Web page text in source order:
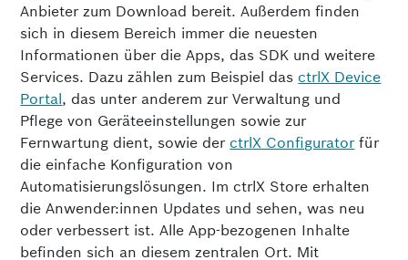
Anbieter zum Download bereit. Außerdem finden
sich in diesem Bereich immer die neuesten
Informationen über die Apps, das SDK und weitere
Services. Dazu zählen zum Beispiel das ctrlX Device
Portal, das unter anderem zur Verwaltung und
Pflege von Geräteeinstellungen sowie zur
Fernwartung dient, sowie der ctrlX Configuratorfür
die einfache Konfiguration von
Automatisierungslösungen. Im ctrlX Store erhalten
die Anwender:innen Updates und sehen, was neu
oder verbessert ist. Alle App-bezogenen Inhalte
befinden sich an diesem zentralen Ort. Mit